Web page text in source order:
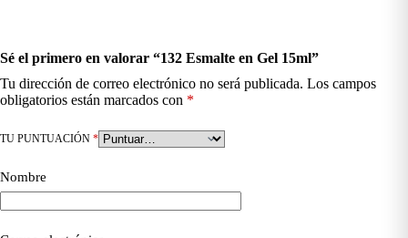
Sé el primero en valorar “132 Esmalte en Gel 15ml”
Tu dirección de correo electrónico no será publicada. Los campos
obligatorios están marcados con *
TU PUNTUACIÓN *
Nombre